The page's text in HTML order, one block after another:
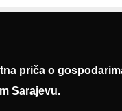
priča o
Sarajevu.